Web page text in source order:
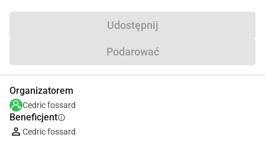
Udostępnij
Podarować
Organizatorem
Cedric fossard
Beneficjentinfo
Cedric fossard